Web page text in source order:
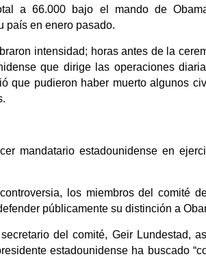
a 66.000 bajo el mando de
país en enero pasado.
intensidad; horas antes de la
que dirige las operaciones
que pudieron haber muerto algunos
mandatario estadounidense en
los miembros del comité
públicamente su distinción a
del comité, Geir Lundestad,
estadounidense ha buscado